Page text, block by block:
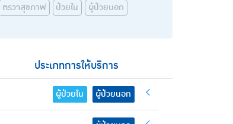
ตรวจสุขภาพ ป่วยใน ผู้ป่วยนอก
ประเภทการให้บริการ
ผู้ป่วยใน ผู้ป่วยนอก